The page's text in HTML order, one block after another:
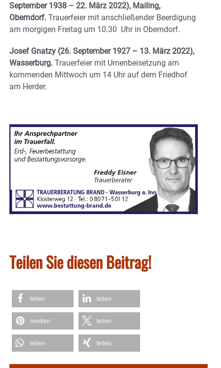
September 1938 – 22. März 2022), Mailing,
Oberndorf. Trauerfeier mit anschließender Beerdigung
am morgigen Freitag um 10.30 Uhr in Oberndorf.
Josef Gnatzy (26. September 1927 – 13. März 2022),
Wasserburg. Trauerfeier mit Urnenbeisetzung am
kommenden Mittwoch um 14 Uhr auf dem Friedhof
am Herder.
Teilen Sie diesen Beitrag!
teilen teilen
merken teilen
teilen teilen